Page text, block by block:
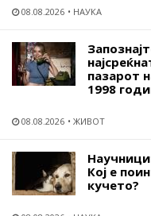
08.08.2026 НАУКА
пазарот
1998
08.08.2026 ЖИВОТ
Кој е
кучето?